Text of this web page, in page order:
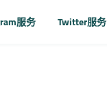
服务 Twitter服务